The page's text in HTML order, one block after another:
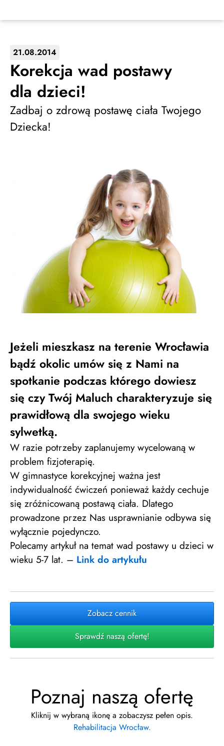
21.08.2014
Korekcja wad postawy
dla dzieci!
Zadbaj o zdrową postawę ciała Twojego
Dziecka!
Jeżeli mieszkasz na terenie Wrocławia
bądź okolic umów się z Nami na
spotkanie podczas którego dowiesz
się czy Twój Maluch charakteryzuje się
prawidłową dla swojego wieku
sylwetką.
W razie potrzeby zaplanujemy wycelowaną w
problem fizjoterapię.
W gimnastyce korekcyjnej ważna jest
indywidualność ćwiczeń ponieważ każdy cechuje
się zróżnicowaną postawą ciała. Dlatego
prowadzone przez Nas usprawnianie odbywa się
wyłącznie pojedynczo.
Polecamy artykuł na temat wad postawy u dzieci w
wieku 5-7 lat. – Link do artykułu
Zobacz cennik
Sprawdź naszą ofertę!
Poznaj naszą ofertę
Kliknij w wybraną ikonę a zobaczysz pełen opis.
Rehabilitacja Wrocław.